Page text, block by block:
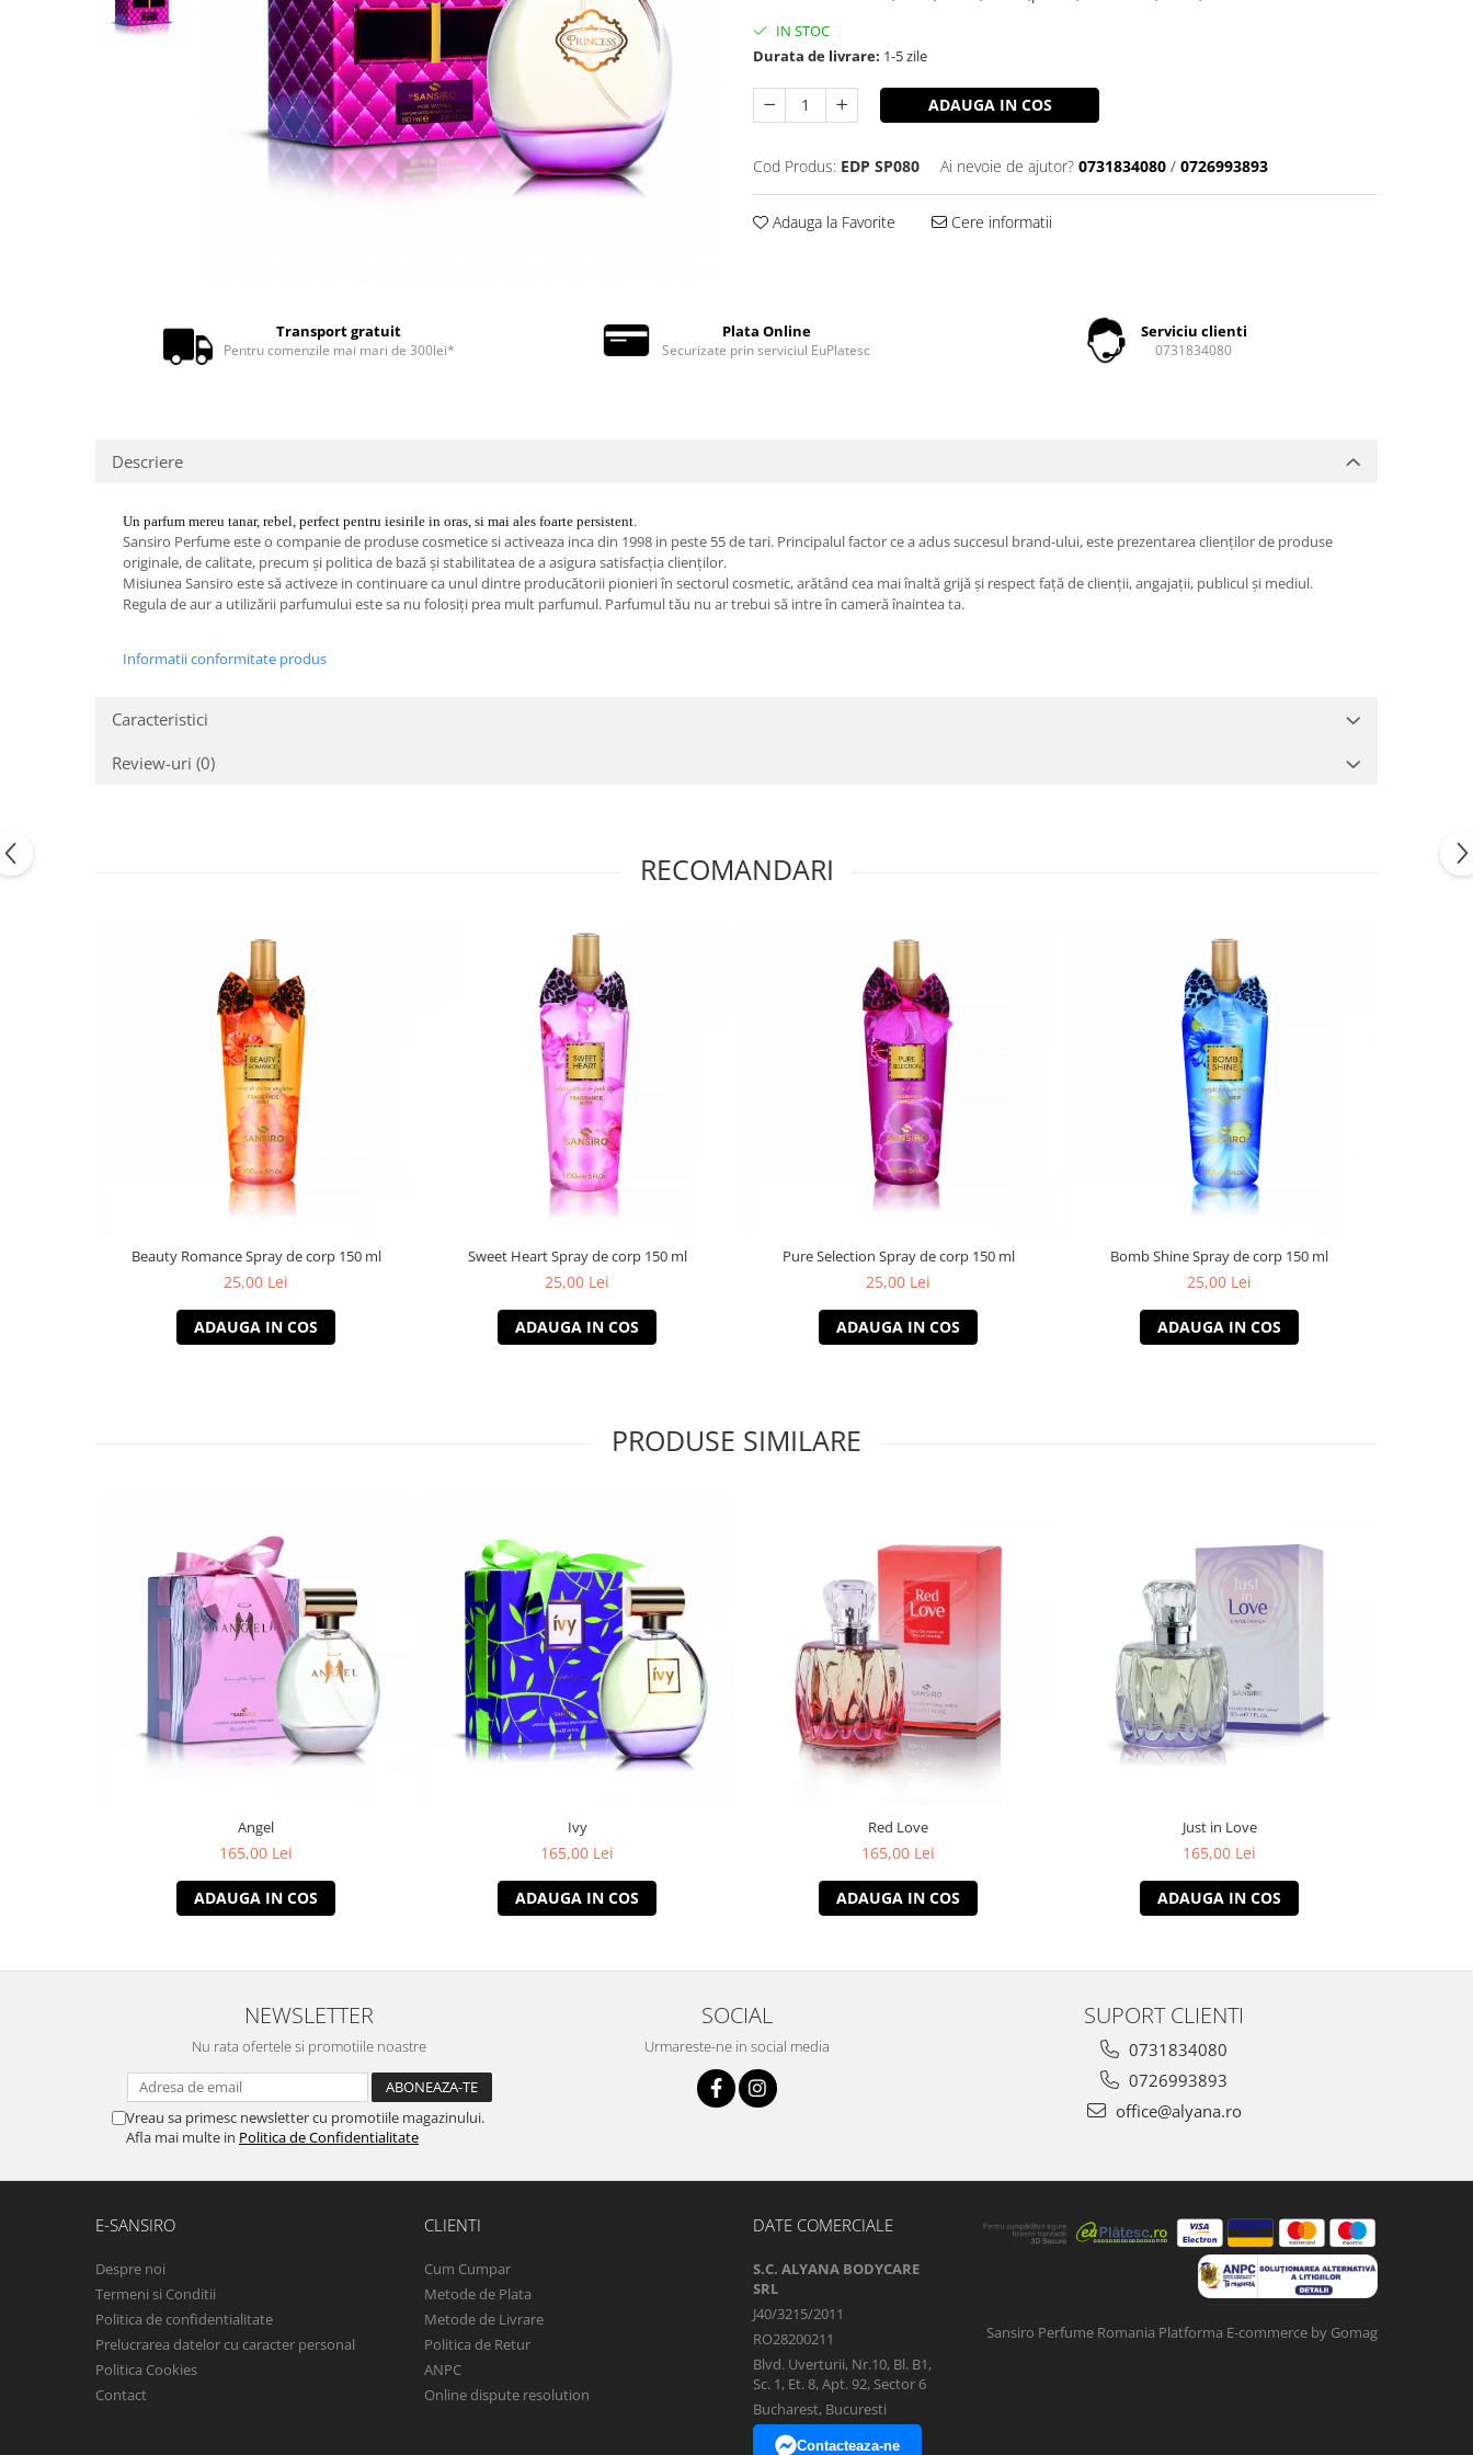
IN STOC
Durata de livrare: 1-5 zile
ADAUGA IN COS
Cod Produs: EDP SP080 Ai nevoie de ajutor? 0731834080 / 0726993893
Adauga la Favorite Cere informatii
Transport gratuit
Pentru comenzile mai mari de 300lei*
Plata Online
Securizate prin serviciul EuPlatesc
Serviciu clienti
0731834080
Descriere
Un parfum mereu tanar, rebel, perfect pentru iesirile in oras, si mai ales foarte persistent.
Sansiro Perfume este o companie de produse cosmetice si activeaza inca din 1998 in peste 55 de tari. Principalul factor ce a adus succesul brand-ului, este prezentarea clienților de produse
originale, de calitate, precum și politica de bază și stabilitatea de a asigura satisfacția clienților.
Misiunea Sansiro este să activeze in continuare ca unul dintre producătorii pionieri în sectorul cosmetic, arătând cea mai înaltă grijă și respect față de clienții, angajații, publicul și mediul.
Regula de aur a utilizării parfumului este sa nu folosiți prea mult parfumul. Parfumul tău nu ar trebui să intre în cameră înaintea ta.
Informatii conformitate produs
Caracteristici
Review-uri (0)
RECOMANDARI
Beauty Romance Spray de corp 150 ml
25,00 Lei
ADAUGA IN COS
Sweet Heart Spray de corp 150 ml
25,00 Lei
ADAUGA IN COS
Pure Selection Spray de corp 150 ml
25,00 Lei
ADAUGA IN COS
Bomb Shine Spray de corp 150 ml
25,00 Lei
ADAUGA IN COS
PRODUSE SIMILARE
Angel
165,00 Lei
ADAUGA IN COS
Ivy
165,00 Lei
ADAUGA IN COS
Red Love
165,00 Lei
ADAUGA IN COS
Just in Love
165,00 Lei
ADAUGA IN COS
NEWSLETTER
Nu rata ofertele si promotiile noastre
Vreau sa primesc newsletter cu promotiile magazinului.
Afla mai multe in Politica de Confidentialitate
SOCIAL
Urmareste-ne in social media
SUPORT CLIENTI
0731834080
0726993893
office@alyana.ro
E-SANSIRO
Despre noi
Termeni si Conditii
Politica de confidentialitate
Prelucrarea datelor cu caracter personal
Politica Cookies
Contact
CLIENTI
Cum Cumpar
Metode de Plata
Metode de Livrare
Politica de Retur
ANPC
Online dispute resolution
DATE COMERCIALE
S.C. ALYANA BODYCARE
SRL
J40/3215/2011
RO28200211
Blvd. Uverturii, Nr.10, Bl. B1,
Sc. 1, Et. 8, Apt. 92, Sector 6
Bucharest, Bucuresti
Contacteaza-ne
Sansiro Perfume Romania Platforma E-commerce by Gomag